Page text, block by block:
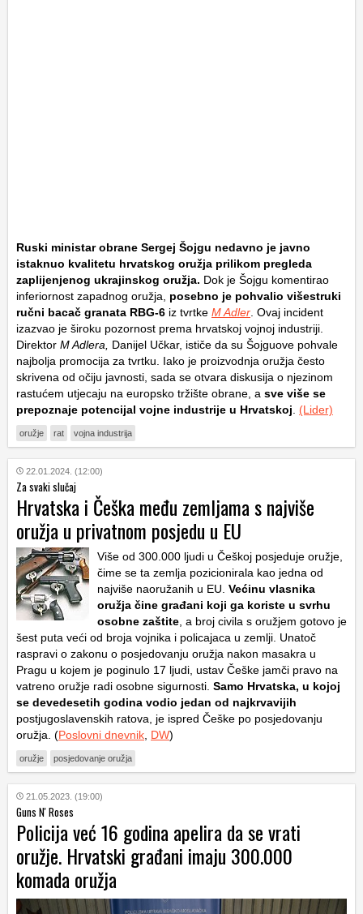
Ruski ministar obrane Sergej Šojgu nedavno je javno
istaknuo kvalitetu hrvatskog oružja prilikom pregleda
zaplijenjenog ukrajinskog oružja. Dok je Šojgu komentirao
inferiornost zapadnog oružja, posebno je pohvalio višestruki
ručni bacač granata RBG-6 iz tvrtke M Adler . Ovaj incident
izazvao je široku pozornost prema hrvatskoj vojnoj industriji.
Direktor M Adlera,
Danijel Učkar, ističe da su Šojguove pohvale
najbolja promocija za tvrtku. Iako je proizvodnja oružja često
skrivena od očiju javnosti, sada se otvara diskusija o njezinom
rastućem utjecaju na europsko tržište obrane, a sve više se
prepoznaje potencijal vojne industrije u Hrvatskoj
(Lider)
oružje rat vojna industrija
22.01.2024. (12:00)
Za svaki slučaj
Hrvatska i Češka među zemljama s najviše
oružja u privatnom posjedu u EU
Više od 300.000 ljudi u Češkoj posjeduje oružje,
čime se ta zemlja pozicionirala kao jedna od
najviše naoružanih u EU. Većinu vlasnika
oružja čine građani koji ga koriste u svrhu
osobne zaštite , a broj civila s oružjem gotovo je
šest puta veći od broja vojnika i policajaca u zemlji. Unatoč
raspravi o zakonu o posjedovanju oružja nakon masakra u
Pragu u kojem je poginulo 17 ljudi, ustav Češke jamči pravo na
vatreno oružje radi osobne sigurnosti. Samo Hrvatska, u kojoj
se devedesetih godina vodio jedan od najkrvavijih
postjugoslavenskih ratova, je ispred Češke po posjedovanju
oružja. (Poslovni dnevnik DW)
oružje posjedovanje oružja
21.05.2023. (19:00)
Guns N' Roses
Policija već 16 godina apelira da se vrati
oružje. Hrvatski građani imaju 300.000
komada oružja